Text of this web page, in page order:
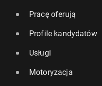
Pracę oferują
Profile kandydatów
Usługi
Motoryzacja